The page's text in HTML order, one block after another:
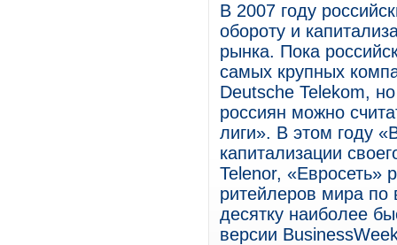
В 2007 году
обороту и
рынка. Пока
самых крупных
Deutsche Telekom,
россиян можно
лиги». В этом году
капитализации
Telenor, «Евросеть»
ритейлеров мира по
десятку наиболее
версии